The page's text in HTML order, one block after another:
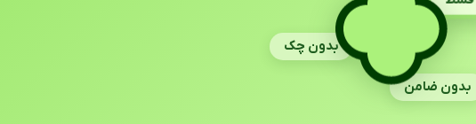
بدون چک
بدون ضامن